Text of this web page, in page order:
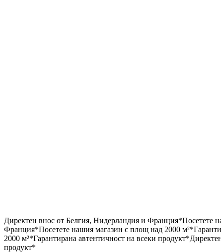
Директен внос от Белгия, Нидерландия и Франция*Посетете
Франция*Посетете нашия магазин с площ над 2000 м²*
2000 м²*Гарантирана автентичност на всеки продукт*
продукт*